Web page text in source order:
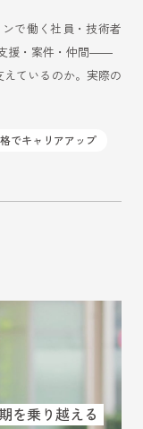
で働く社員・技術者
援・案件・仲間――
ているのか。実際の
でキャリアアップ
を乗り越える